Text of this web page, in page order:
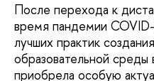
После перехода к
время пандемии
лучших практик
образовательной
приобрела особую